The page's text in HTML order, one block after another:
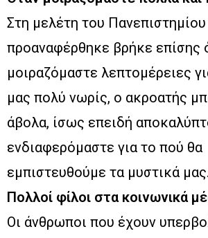
Στη μελέτη του
προαναφέρθηκε βρήκε επίσης
μοιραζόμαστε λεπτομέρειες
μας πολύ νωρίς, ο ακροατής
άβολα, ίσως επειδή
ενδιαφερόμαστε για το πού θα
εμπιστευθούμε τα μυστικά μας.
Πολλοί φίλοι στα κοινωνικά
Οι άνθρωποι που έχουν